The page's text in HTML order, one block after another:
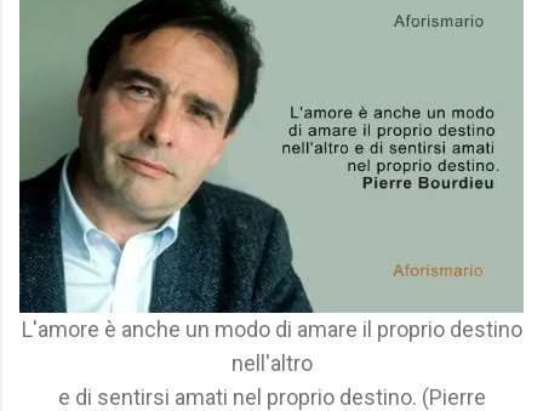
L'amore è anche un modo di amare il proprio destino
nell'altro
e di sentirsi amati nel proprio destino. (Pierre